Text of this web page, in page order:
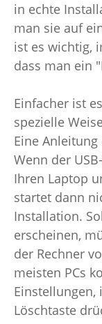
in echte
man sie auf
ist es wichtig,
dass man ein
Einfacher ist
spezielle
Eine
Wenn der
Ihren Laptop
startet dann
Installation.
erscheinen,
der Rechner
meisten PCs
Einstellungen,
Löschtaste